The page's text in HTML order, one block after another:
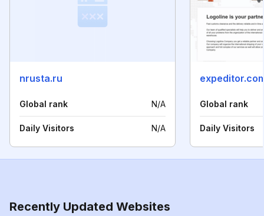
nrusta.ru
Global rank N/A
Daily Visitors N/A
Global rank
Daily Visitors
Recently Updated Websites